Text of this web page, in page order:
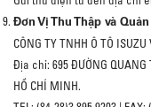
Đơn Vị Thu Thập và
CÔNG TY TNHH Ô TÔ
Địa chỉ: 695 ĐƯỜNG QUANG
HỒ CHÍ MINH.